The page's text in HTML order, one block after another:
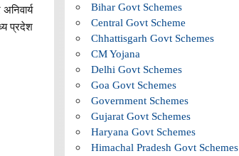
प्रदेश
Bihar Govt Schemes
Central Govt Scheme
Chhattisgarh Govt Schemes
CM Yojana
Delhi Govt Schemes
Goa Govt Schemes
Government Schemes
Gujarat Govt Schemes
Haryana Govt Schemes
Himachal Pradesh Govt Schemes